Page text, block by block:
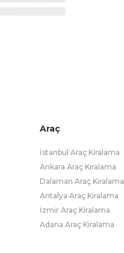
Araç
İstanbul Araç Kiralama
Ankara Araç Kiralama
Dalaman Araç Kiralama
Antalya Araç Kiralama
İzmir Araç Kiralama
Adana Araç Kiralama